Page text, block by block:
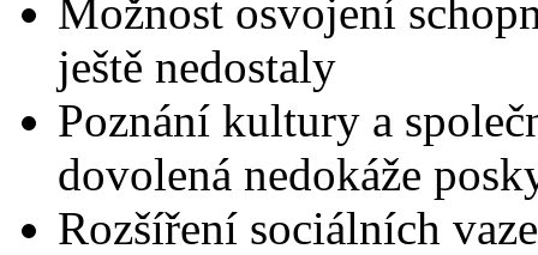
Možnost osvojení
ještě nedostaly
Poznání kultury a
dovolená nedokáže
Rozšíření sociálních